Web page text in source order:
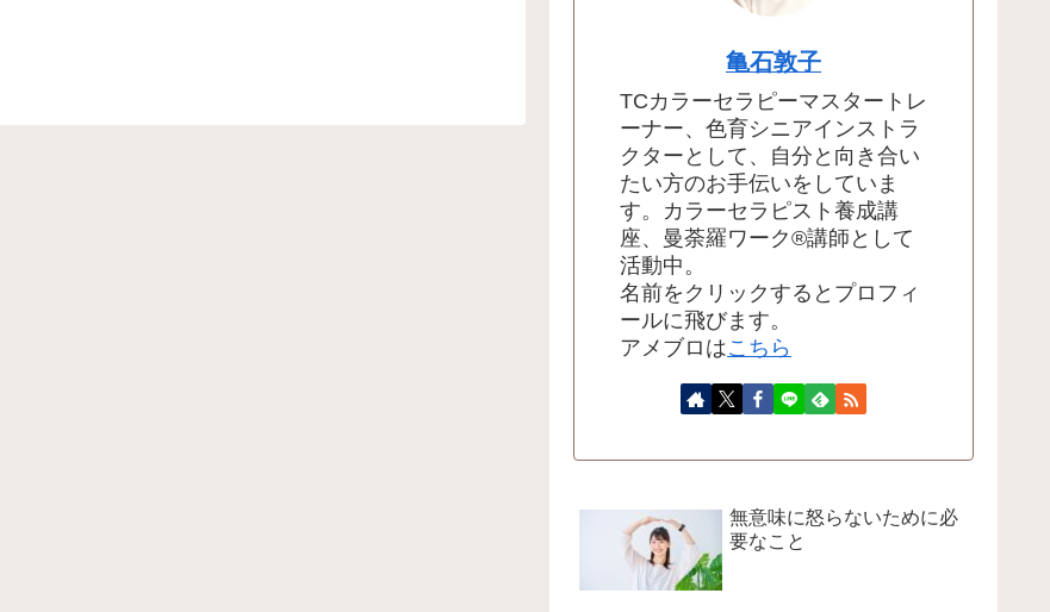
亀石敦子
TCカラーセラピーマスタートレ
ーナー、色育シニアインストラ
クターとして、自分と向き合い
たい方のお手伝いをしていま
す。カラーセラピスト養成講
座、曼荼羅ワーク®講師として
活動中。
名前をクリックするとプロフィ
ールに飛びます。
アメブロはこちら
無意味に怒らないために必
要なこと